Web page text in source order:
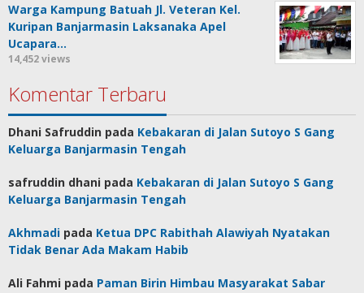
Warga Kampung Batuah Jl. Veteran Kel.
Kuripan Banjarmasin Laksanaka Apel
Ucapara…
14,452 views
Komentar Terbaru
Dhani Safruddin pada Kebakaran di Jalan Sutoyo S Gang
Keluarga Banjarmasin Tengah
safruddin dhani pada Kebakaran di Jalan Sutoyo S Gang
Keluarga Banjarmasin Tengah
Akhmadi pada Ketua DPC Rabithah Alawiyah Nyatakan
Tidak Benar Ada Makam Habib
Ali Fahmi pada Paman Birin Himbau Masyarakat Sabar